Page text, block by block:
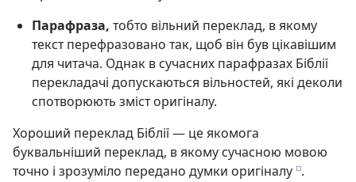
Парафраза, тобто вільний переклад, в якому
текст перефразовано так, щоб він був цікавішим
для читача. Однак в сучасних парафразах Біблії
перекладачі допускаються вільностей, які деколи
спотворюють зміст оригіналу.
Хороший переклад Біблії — це якомога
буквальніший переклад, в якому сучасною мовою
точно і зрозуміло передано думки оригіналу e.